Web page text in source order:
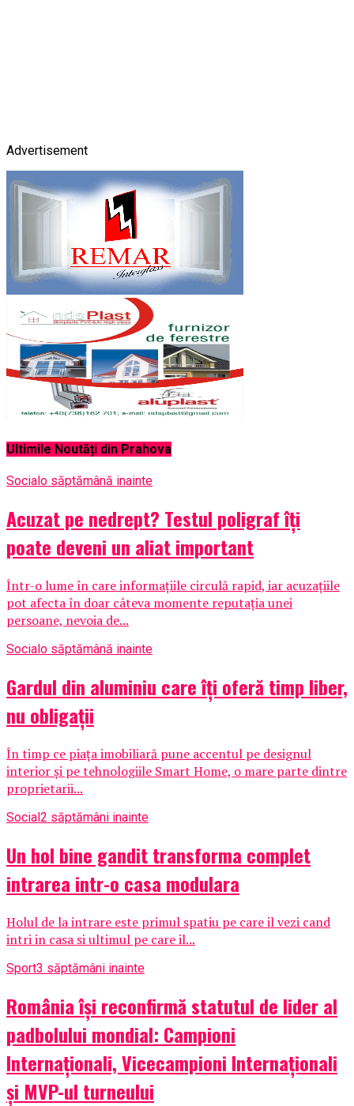
Advertisement
Ultimile Noutăți din Prahova
Social o săptămână inainte
Acuzat pe nedrept? Testul poligraf îţi
poate deveni un aliat important
Într-o lume în care informațiile circulă rapid, iar acuzațiile
pot afecta în doar câteva momente reputația unei
persoane, nevoia de...
Socialo săptămână inainte
Gardul din aluminiu care îți oferă timp liber,
nu obligații
În timp ce piața imobiliară pune accentul pe designul
interior și pe tehnologiile Smart Home, o mare parte dintre
proprietarii...
Social2 săptămâni inainte
Un hol bine gandit transforma complet
intrarea intr-o casa modulara
Holul de la intrare este primul spatiu pe care il vezi cand
intri in casa si ultimul pe care il...
Sport3 săptămâni inainte
România își reconfirmă statutul de lider al
padbolului mondial: Campioni
Internaționali, Vicecampioni Internaționali
și MVP-ul turneului